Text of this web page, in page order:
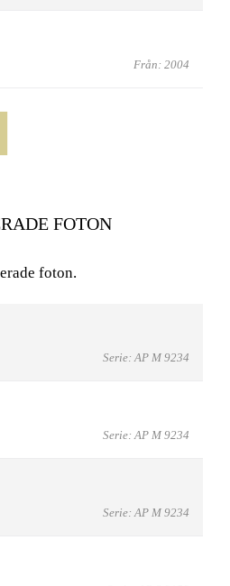
Från: 2004
FOTON
foton.
Serie: AP M 9234
Serie: AP M 9234
Serie: AP M 9234